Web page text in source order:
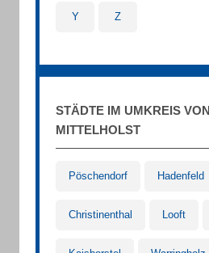
Y Z
STÄDTE IM UMKREIS
MITTELHOLST
Pöschendorf Hadenfeld
Christinenthal Looft